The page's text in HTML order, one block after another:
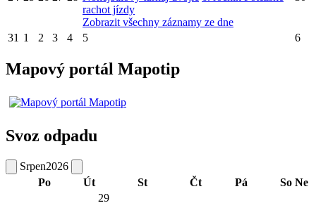
rachot jízdy
Zobrazit všechny záznamy ze dne
31 1 2 3 4 5 6
Mapový portál Mapotip
Svoz odpadu
Srpen2026
Po
Út St Čt Pá So Ne
29